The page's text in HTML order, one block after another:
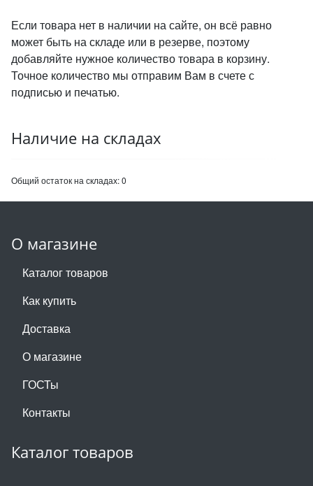
Если товара нет в наличии на сайте, он всё равно
может быть на складе или в резерве, поэтому
добавляйте нужное количество товара в корзину.
Точное количество мы отправим Вам в счете с
подписью и печатью.
Наличие на складах
Общий остаток на складах:0
О магазине
Каталог товаров
Как купить
Доставка
О магазине
ГОСТы
Контакты
Каталог товаров